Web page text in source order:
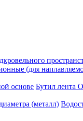
(для
основе Бутил лента О
(металл)